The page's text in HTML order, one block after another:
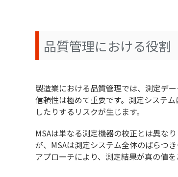
品質管理における役割
製造業における品質管理では、測定デ
信頼性は極めて重要です。測定システ
したりするリスクが生じます。
MSAは単なる測定機器の校正とは異な
が、MSAは測定システム全体のばらつ
アプローチにより、測定結果が真の値